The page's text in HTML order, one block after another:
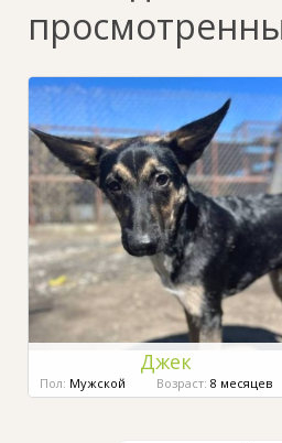
Джек
Пол: Мужской Возраст: 8 месяцев